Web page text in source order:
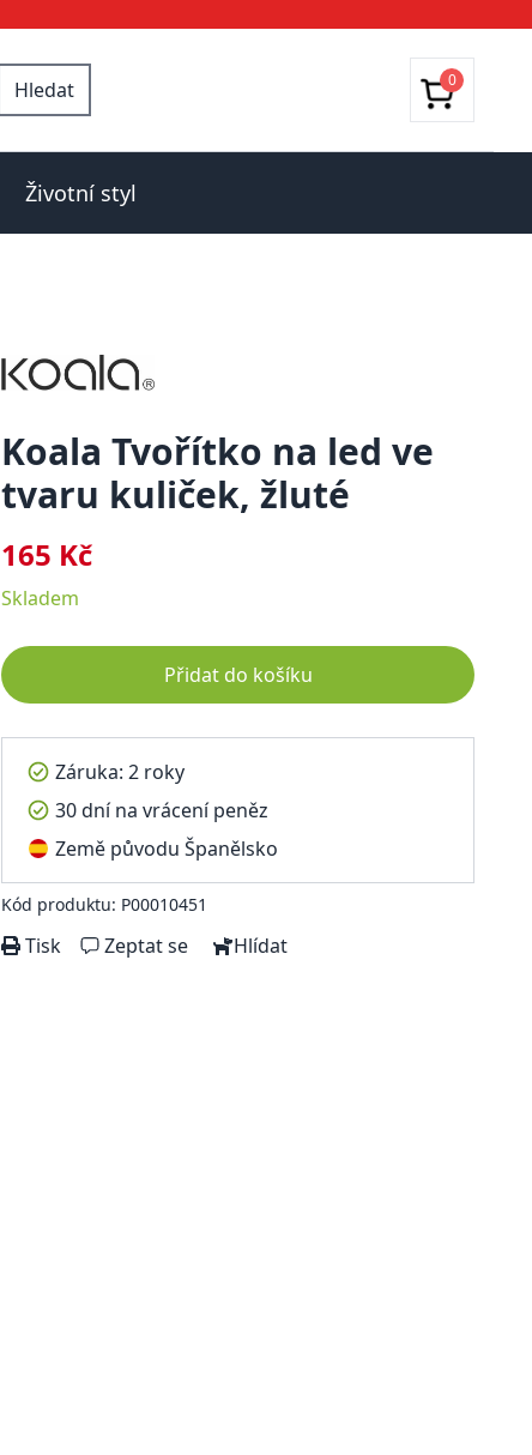
Hledat 0
Životní styl
Koala Tvořítko na led ve
tvaru kuliček, žluté
165 Kč
Skladem
Přidat do košíku
Záruka: 2 roky
30 dní na vrácení peněz
Země původu Španělsko
Kód produktu: P00010451
Tisk Zeptat se Hlídat